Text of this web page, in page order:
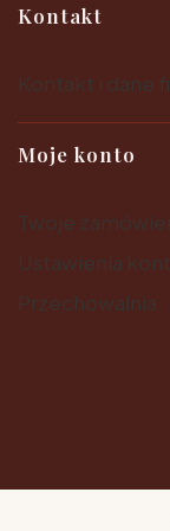
Kontakt
Moje konto